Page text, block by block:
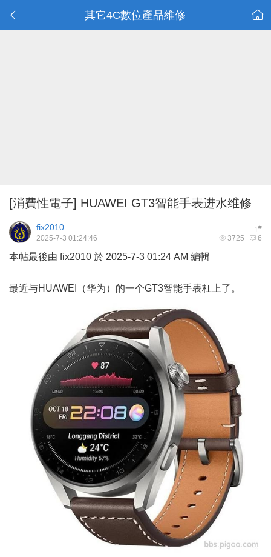
其它4C數位產品維修
[消費性電子] HUAWEI GT3智能手表进水维修
1#
fix2010
3725 6
2025-7-3 01:24:46
本帖最後由 fix2010 於 2025-7-3 01:24 AM 編輯
最近与HUAWEI（华为）的一个GT3智能手表杠上了。